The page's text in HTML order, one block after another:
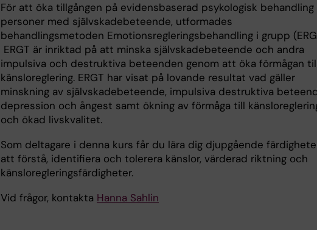
För att öka tillgången på evidensbaserad psykologisk
personer med självskadebeteende, utformades
behandlingsmetoden Emotionsregleringsbehandling i grupp
ERGT är inriktad på att minska självskadebeteende och andra
impulsiva och destruktiva beteenden genom att öka förmågan
känsloreglering. ERGT har visat på lovande resultat vad gäller
minskning av självskadebeteende, impulsiva destruktiva
depression och ångest samt ökning av förmåga till
och ökad livskvalitet.
Som deltagare i denna kurs får du lära dig djupgående
att förstå, identifiera och tolerera känslor, värderad riktning och
känsloregleringsfärdigheter.
Vid frågor, kontakta Hanna Sahlin